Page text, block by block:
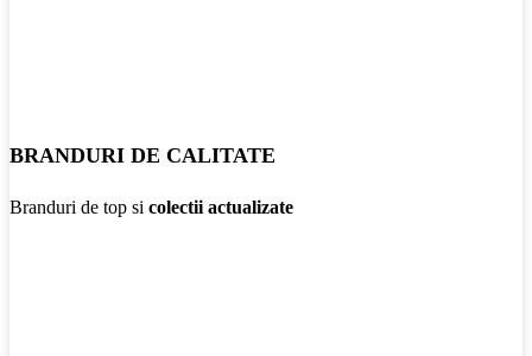
BRANDURI DE CALITATE
Branduri de top si colectii actualizate